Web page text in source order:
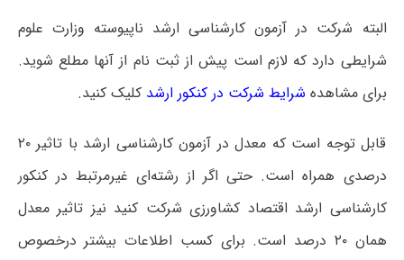
البته شرکت در آزمون کارشناسی ارشد ناپیوسته وزارت علوم
شرایطی دارد که لازم است پیش از ثبت نام از آنها مطلع شوید.
برای مشاهده شرایط شرکت در کنکور ارشد کلیک کنید.
قابل توجه است که معدل در آزمون کارشناسی ارشد با تاثیر ۲۰
درصدی همراه است. حتی اگر از رشته‌ای غیرمرتبط در کنکور
کارشناسی ارشد اقتصاد کشاورزی شرکت کنید نیز تاثیر معدل
همان ۲۰ درصد است. برای کسب اطلاعات بیشتر درخصوص